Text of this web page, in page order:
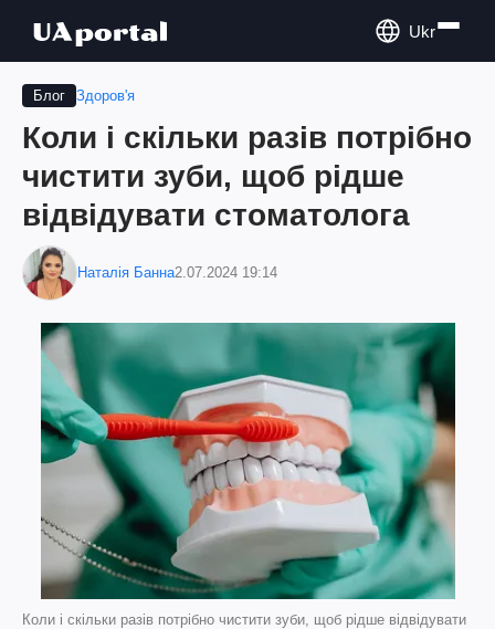
Ukr
Блог Здоров'я
Коли і скільки разів потрібно
чистити зуби, щоб рідше
відвідувати стоматолога
Наталія Банна2.07.2024 19:14
Коли і скільки разів потрібно чистити зуби, щоб рідше відвідувати